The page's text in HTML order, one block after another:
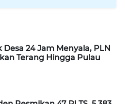
Desa 24 Jam Menyala, PLN
Terang Hingga Pulau